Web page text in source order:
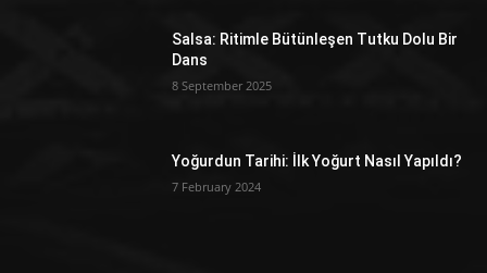
Salsa: Ritimle Bütünleşen Tutku Dolu Bir
Dans
8 September 2025
Yoğurdun Tarihi: İlk Yoğurt Nasıl Yapıldı?
7 February 2024